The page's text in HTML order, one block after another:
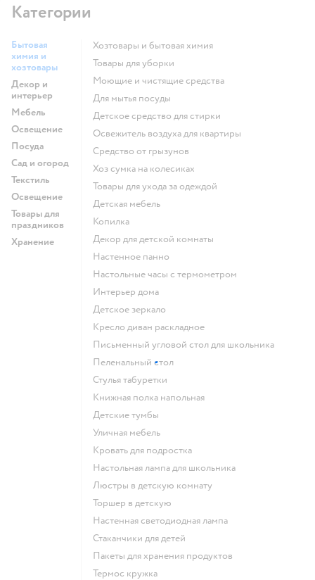
Категории
Бытовая
химия и
хозтовары
Декор и
интерьер
Мебель
Освещение
Посуда
Сад и огород
Текстиль
Освещение
Товары для
праздников
Хранение
Хозтовары и бытовая химия
Товары для уборки
моющие и чистящие средства
для мытья посуды
детское средство для стирки
освежитель воздуха для квартиры
средство от грызунов
хоз сумка на колесиках
Товары для ухода за одеждой
Детская мебель
Копилка
Декор для детской комнаты
Настенное панно
Настольные часы с термометром
Интерьер дома
Детское зеркало
Кресло диван раскладное
Письменный угловой стол для школьника
Пеленальный стол
Стулья табуретки
Книжная полка напольная
Детские тумбы
Уличная мебель
Кровать для подростка
Настольная лампа для школьника
Люстры в детскую комнату
Торшер в детскую
Настенная светодиодная лампа
Стаканчики для детей
Пакеты для хранения продуктов
Термос кружка